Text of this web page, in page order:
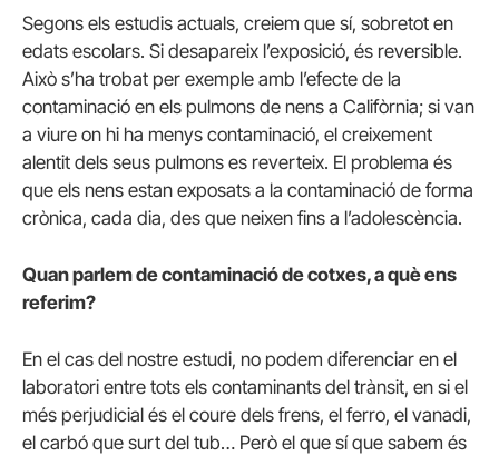
Segons els estudis actuals, creiem que sí, sobretot en
edats escolars. Si desapareix l’exposició, és reversible.
Això s’ha trobat per exemple amb l’efecte de la
contaminació en els pulmons de nens a Califòrnia; si van
a viure on hi ha menys contaminació, el creixement
alentit dels seus pulmons es reverteix. El problema és
que els nens estan exposats a la contaminació de forma
crònica, cada dia, des que neixen fins a l’adolescència.
Quan parlem de contaminació de cotxes, a què ens
referim?
En el cas del nostre estudi, no podem diferenciar en el
laboratori entre tots els contaminants del trànsit, en si el
més perjudicial és el coure dels frens, el ferro, el vanadi,
el carbó que surt del tub… Però el que sí que sabem és